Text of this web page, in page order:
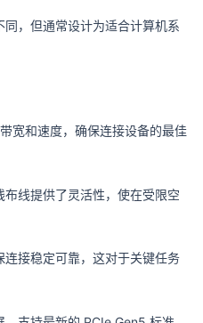
，但通常设计为适合计算机系
宽和速度，确保连接设备的最佳
线提供了灵活性，使在受限空
接稳定可靠，这对于关键任务